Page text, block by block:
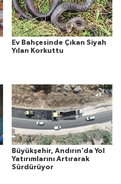
Ev Bahçesinde Çıkan Siyah
Yılan Korkuttu
Büyükşehir, Andırın’da Yol
Yatırımlarını Artırarak
Sürdürüyor